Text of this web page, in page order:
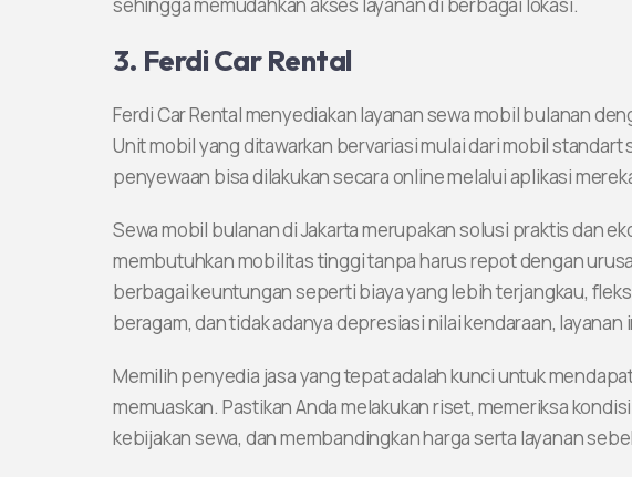
3. Ferdi Car Rental
Ferdi Car Rental menyediakan layanan sewa mobil bulanan
Unit mobil yang ditawarkan bervariasi mulai dari mobil standart
penyewaan bisa dilakukan secara online melalui aplikasi
Sewa mobil bulanan di Jakarta merupakan solusi praktis dan
membutuhkan mobilitas tinggi tanpa harus repot dengan
berbagai keuntungan seperti biaya yang lebih terjangkau,
beragam, dan tidak adanya depresiasi nilai kendaraan,
Memilih penyedia jasa yang tepat adalah kunci untuk
memuaskan. Pastikan Anda melakukan riset, memeriksa
kebijakan sewa, dan membandingkan harga serta layanan